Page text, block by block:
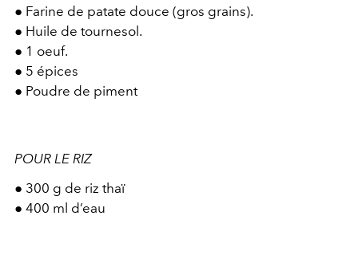
● Farine de patate douce (gros grains).
● Huile de tournesol.
● 1 oeuf.
● 5 épices
● Poudre de piment
POUR LE RIZ
● 300 g de riz thaï
● 400 ml d’eau